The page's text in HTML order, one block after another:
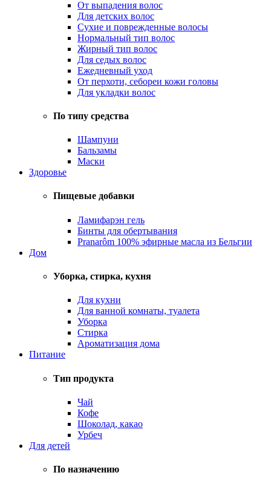
От выпадения волос
Для детских волос
Сухие и поврежденные волосы
Нормальный тип волос
Жирный тип волос
Для седых волос
Ежедневный уход
От перхоти, себореи кожи головы
Для укладки волос
По типу средства
Шампуни
Бальзамы
Маски
Здоровье
Пищевые добавки
Ламифарэн гель
Бинты для обертывания
Pranarôm 100% эфирные масла из Бельгии
Дом
Уборка, стирка, кухня
Для кухни
Для ванной комнаты, туалета
Уборка
Стирка
Ароматизация дома
Питание
Тип продукта
Чай
Кофе
Шоколад, какао
Урбеч
Для детей
По назначению